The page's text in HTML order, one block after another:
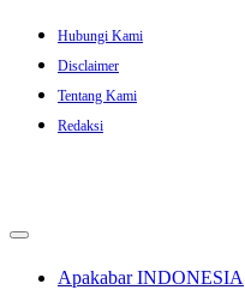
Skip
content
Hubungi Kami
Disclaimer
Tentang Kami
Redaksi
Apakabar INDONESIA